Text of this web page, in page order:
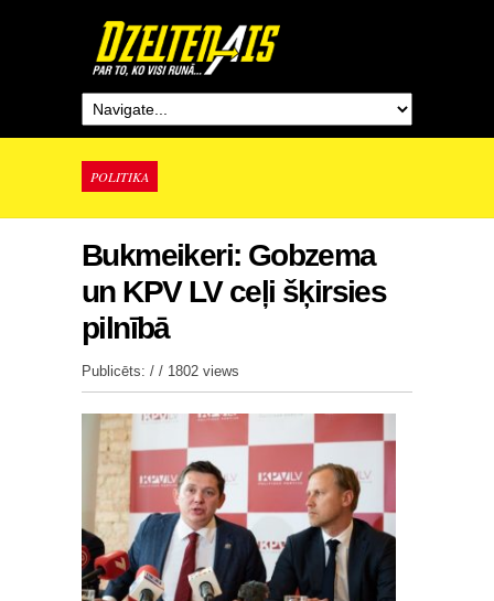
POLITIKA
Bukmeikeri: Gobzema
un KPV LV ceļi šķirsies
pilnībā
Publicēts: / / 1802 views